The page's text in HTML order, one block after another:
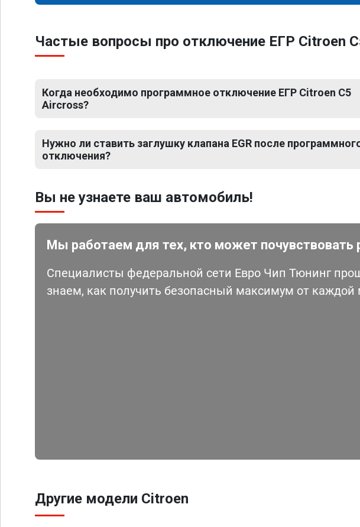
Частые вопросы про отключение ЕГР Citroen
Когда необходимо программное отключение ЕГР Citroen C5
Aircross?
Нужно ли ставить заглушку клапана EGR после
отключения?
Вы не узнаете ваш автомобиль!
Мы работаем для тех, кто может почувствовать
Специалисты федеральной сети Евро Чип Тюнинг
знаем, как получить безопасный максимум от
Другие модели Citroen